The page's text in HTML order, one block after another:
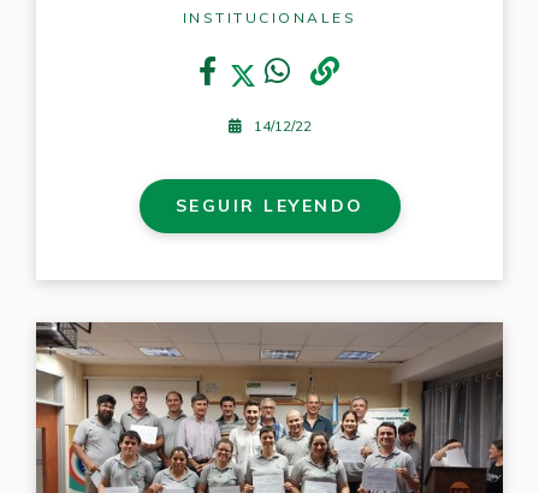
INSTITUCIONALES
14/12/22
SEGUIR LEYENDO